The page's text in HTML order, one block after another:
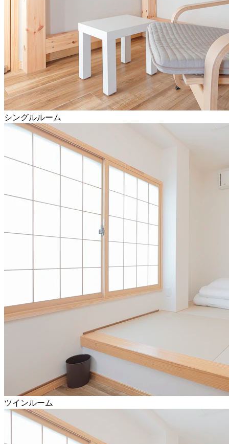
シングルルーム
ツインルーム